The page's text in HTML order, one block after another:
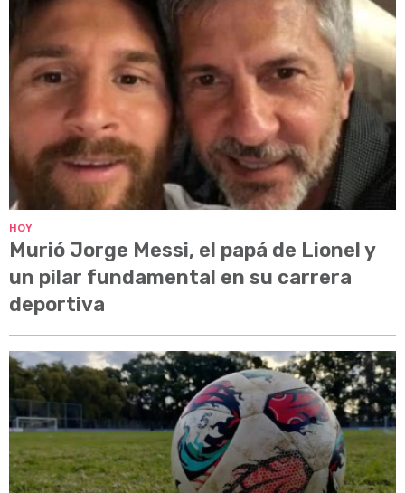
HOY
Murió Jorge Messi, el papá de Lionel y
un pilar fundamental en su carrera
deportiva